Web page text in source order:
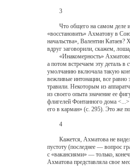
3
Что общего на самом деле
«восстановить» Ахматову в
начальства», Валентин
вдруг заговорили, скажем,
«Инакомерность» Ахматовой
а потом встречаем эту деталь
умолчанию включала такую
вежливые интонации, все равно
травили. Некоторым из
из своего опыта значение ее
флигелей Фонтанного дома
его в карман» (с. 295). Это же
4
Кажется, Ахматова не видела
пустоту (последнее — вопрос
с «вакансиями» — только,
Ахматова представляла свое